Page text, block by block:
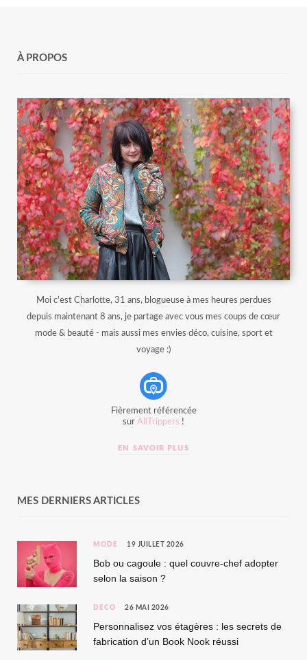
À PROPOS
Moi c'est Charlotte, 31 ans, blogueuse à mes heures perdues
depuis maintenant 8 ans, je partage avec vous mes coups de cœur
mode & beauté - mais aussi mes envies déco, cuisine, sport et
voyage :)
Fièrement référencée
sur AllTrippers !
EN SAVOIR PLUS
MES DERNIERS ARTICLES
MODE 19 JUILLET 2026
Bob ou cagoule : quel couvre-chef adopter
selon la saison ?
DÉCO 26 MAI 2026
Personnalisez vos étagères : les secrets de
fabrication d’un Book Nook réussi